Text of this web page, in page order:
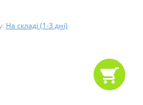
На складі (1-3 дні)